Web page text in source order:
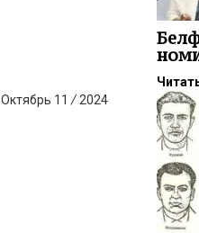
Октябрь 11 / 2024